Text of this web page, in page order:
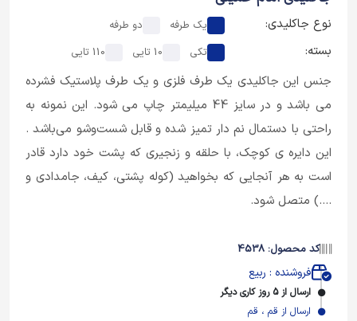
نوع جاکلیدی: یک طرفه دو طرفه
بسته: تکی 10 تایی 110 تایی
جنس این جاکلیدی یک طرف فلزی و یک طرف پلاستیک فشرده
می باشد و در سایز 44 میلیمتر چاپ می شود. این نمونه به
راحتی با دستمال نم دار تمیز شده و قابل شست‌وشو می‌باشد .
این دایره ی کوچک، با حلقه و زنجیری که پشت خود دارد قادر
است به هر آنجایی که بخواهید (کوله پشتی، کیف، جامدادی و
....) متصل شود.
کد محصول: 4538
فروشنده : ربیع
ارسال از 5 روز کاری دیگر
ارسال از قم ، قم